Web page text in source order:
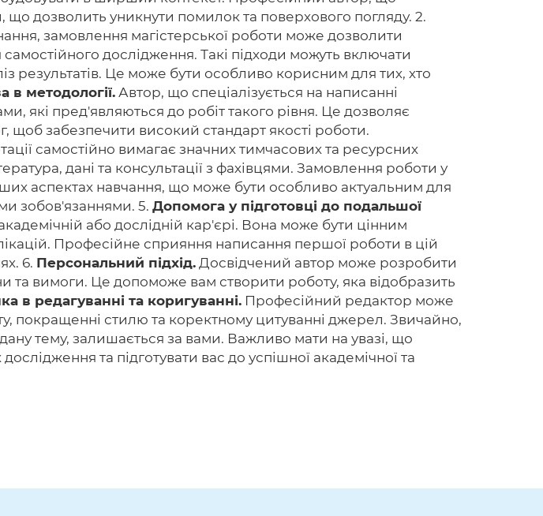
що дозволить уникнути помилок та поверхового погляду. 2.
замовлення магістерської роботи може дозволити
дослідження. Такі підходи можуть включати
результатів. Це може бути особливо корисним для тих, хто
в методології. Автор, що спеціалізується на написанні
які пред'являються до робіт такого рівня. Це дозволяє
щоб забезпечити високий стандарт якості роботи.
самостійно вимагає значних тимчасових та ресурсних
дані та консультації з фахівцями. Замовлення роботи у
аспектах навчання, що може бути особливо актуальним для
зобов'язаннями. 5. Допомога у підготовці до подальшої
або дослідній кар'єрі. Вона може бути цінним
Професійне сприяння написання першої роботи в цій
6. Персональний підхід. Досвідчений автор може розробити
та вимоги. Це допоможе вам створити роботу, яка відобразить
в редагуванні та коригуванні. Професійний редактор може
покращенні стилю та коректному цитуванні джерел. Звичайно,
тему, залишається за вами. Важливо мати на увазі, що
та підготувати вас до успішної академічної та